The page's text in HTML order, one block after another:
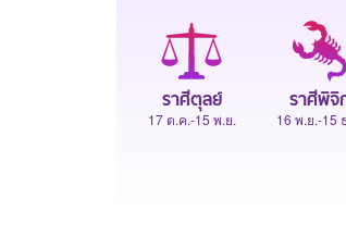
ราศีตุลย์
17 ต.ค.-15 พ.ย.
ราศีพิจิ
16 พ.ย.-15